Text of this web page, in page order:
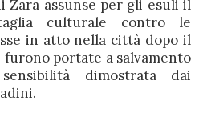
assunse per gli esuli il
culturale contro le
in atto nella città dopo il
furono portate a salvamento
dimostrata dai